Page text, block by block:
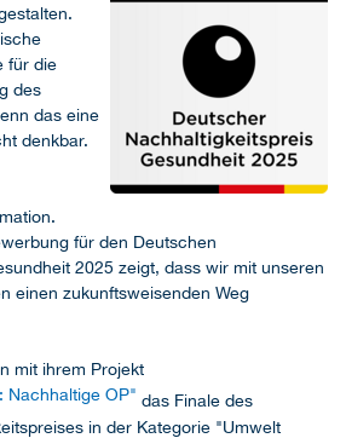
für die
des
das eine
denkbar.
für den Deutschen
2025 zeigt, dass wir mit unseren
einen zukunftsweisenden Weg
mit ihrem Projekt
Nachhaltige OP" das Finale des
in der Kategorie "Umwelt